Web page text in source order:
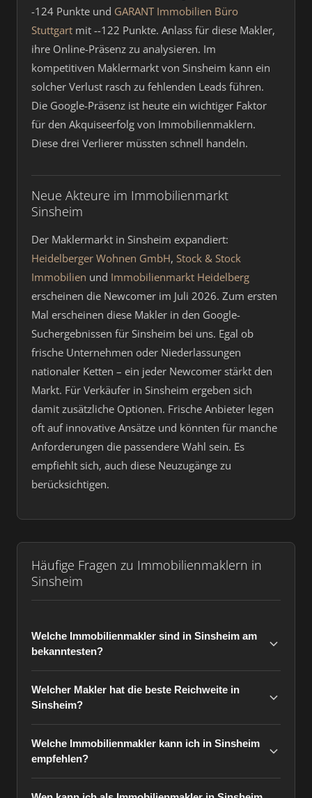
-124 Punkte und GARANT Immobilien Büro
Stuttgart mit --122 Punkte. Anlass für diese Makler,
ihre Online-Präsenz zu analysieren. Im
kompetitiven Maklermarkt von Sinsheim kann ein
solcher Verlust rasch zu fehlenden Leads führen.
Die Google-Präsenz ist heute ein wichtiger Faktor
für den Akquiseerfolg von Immobilienmaklern.
Diese drei Verlierer müssten schnell handeln.
Neue Akteure im Immobilienmarkt
Sinsheim
Der Maklermarkt in Sinsheim expandiert:
Heidelberger Wohnen GmbH, Stock & Stock
Immobilien und Immobilienmarkt Heidelberg
erscheinen die Newcomer im Juli 2026. Zum ersten
Mal erscheinen diese Makler in den Google-
Suchergebnissen für Sinsheim bei uns. Egal ob
frische Unternehmen oder Niederlassungen
nationaler Ketten – ein jeder Newcomer stärkt den
Markt. Für Verkäufer in Sinsheim ergeben sich
damit zusätzliche Optionen. Frische Anbieter legen
oft auf innovative Ansätze und könnten für manche
Anforderungen die passendere Wahl sein. Es
empfiehlt sich, auch diese Neuzugänge zu
berücksichtigen.
Häufige Fragen zu Immobilienmaklern in
Sinsheim
Welche Immobilienmakler sind in Sinsheim am
bekanntesten?
Welcher Makler hat die beste Reichweite in
Sinsheim?
Welche Immobilienmakler kann ich in Sinsheim
empfehlen?